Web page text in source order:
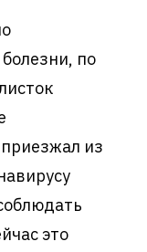
по
из
это